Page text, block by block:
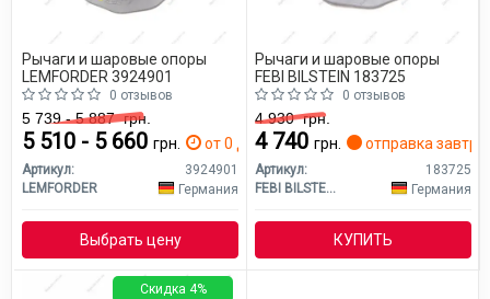
Рычаги и шаровые опоры
LEMFORDER 3924901
0 отзывов
5 739 - 5 887грн.
5 510 - 5 660 грн. от 0 дн.
Артикул:
3924901
LEMFORDER
Германия
Выбрать цену
Рычаги и шаровые опоры
FEBI BILSTEIN 183725
0 отзывов
4 930грн.
4 740 грн. отправка завтра
Артикул:
183725
FEBI BILSTEIN
Германия
КУПИТЬ
Скидка 4%